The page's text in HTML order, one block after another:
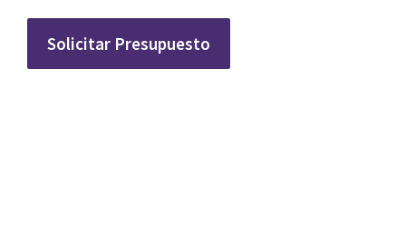
Solicitar Presupuesto